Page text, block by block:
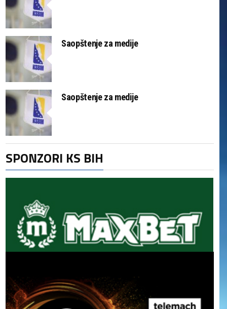
Saopštenje za medije
Saopštenje za medije
SPONZORI KS BIH